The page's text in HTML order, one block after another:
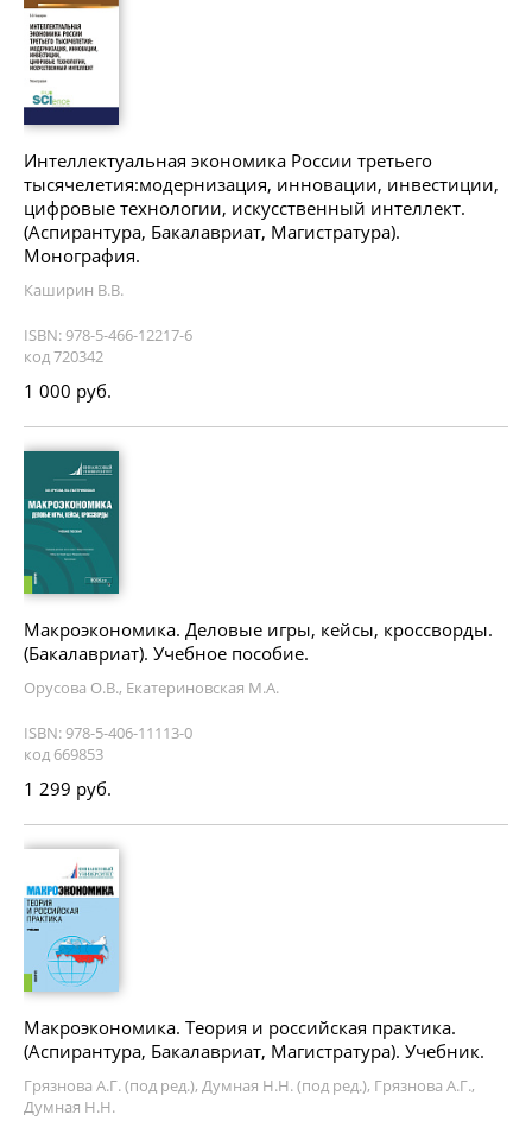
Интеллектуальная экономика России третьего
тысячелетия:модернизация, инновации, инвестиции,
цифровые технологии, искусственный интеллект.
(Аспирантура, Бакалавриат, Магистратура).
Монография.
Каширин В.В.
ISBN: 978-5-466-12217-6
код 720342
1 000 руб.
Макроэкономика. Деловые игры, кейсы, кроссворды.
(Бакалавриат). Учебное пособие.
Орусова О.В., Екатериновская М.А.
ISBN: 978-5-406-11113-0
код 669853
1 299 руб.
Макроэкономика. Теория и российская практика.
(Аспирантура, Бакалавриат, Магистратура). Учебник.
Грязнова А.Г. (под ред.), Думная Н.Н. (под ред.), Грязнова А.Г.,
Думная Н.Н.